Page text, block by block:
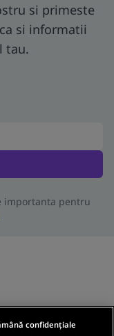
si primeste
si informatii
tau.
importanta pentru
confidențiale